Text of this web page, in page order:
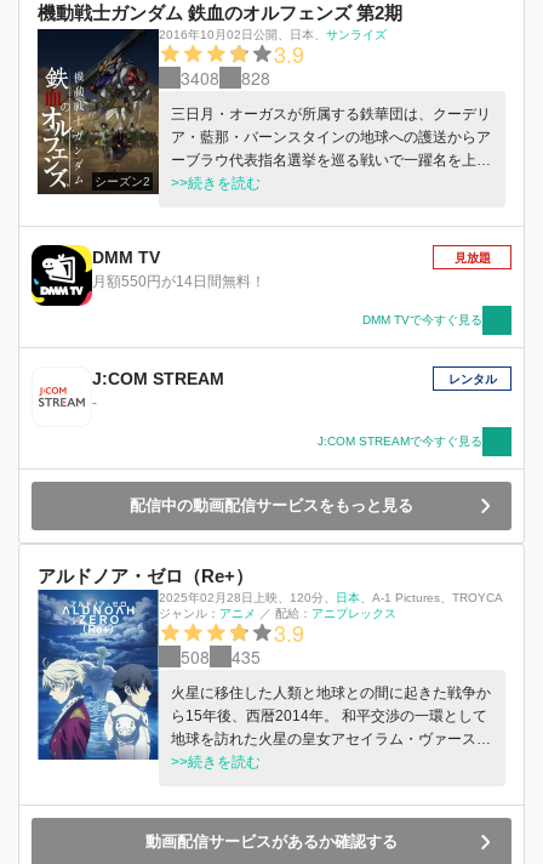
機動戦士ガンダム 鉄血のオルフェンズ 第2期
シーズン2
2016年10月02日公開 日本 サンライズ
3.9
3408 828
三日月・オーガスが所属する鉄華団は、クーデリ
ア・藍那・バーンスタインの地球への護送からア
ーブラウ代表指名選挙を巡る戦いで一躍名を上げ
た。そしてその戦いでギャラルホルンの腐敗が暴
実に変わりつつあった。アーブラウとの交渉で得
たハーフメタル利権のもとテイワズの直系となっ
た鉄華団は資金も潤沢となり入団希望者も増加。
た地球への旅で世界の実情を知ったクーデリアは
アドモス商会を設立。現実的・実務的な側面から
火星の経済的独立を目指す。だが名を上げ新たな
道を歩みだした彼らを快く思わない輩も数多く存
の視察。その護衛を依頼された鉄華団団長オル
ガ・イツカは新たな敵の襲撃を察知する。オルガ
の指揮の下、鉄華団そして三日月はモビルスーツ
「ガンダム・バルバトスルプス」と共に敵撃退へ
と向かう。
>>続きを読む
DMM TV
月額550円が14日間無料！
見放題
DMM TVで今すぐ見る
J:COM STREAM
-
レンタル
J:COM STREAMで今すぐ見る
配信中の動画配信サービスをもっと見る
アルドノア・ゼロ（Re+）
2025年02月28日上映 120分 日本 A-1 Pictures
TROYCA
ジャンル： アニメ ／ 配給： アニプレックス
3.9
508 435
火星に移住した人類と地球との間に起きた戦争か
ら15年後、西暦2014年。 和平交渉の一環として
地球を訪れた火星の皇女アセイラム・ヴァース・
アリューシアは親善パレードの途中、 テロリス
事件をきっかけに再び地球と火星との戦争が始ま
る。 襲い来る火星カタフラクトを、地球の高校
生である界塚伊奈帆はもちまえの冷静さと戦略で
>>続きを読む
動画配信サービスがあるか確認する